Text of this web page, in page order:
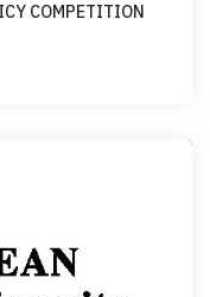
COMPETITION